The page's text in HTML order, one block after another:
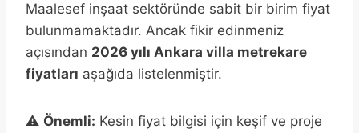
Maalesef inşaat sektöründe sabit bir birim fiyat
bulunmamaktadır. Ancak fikir edinmeniz
açısından 2026 yılı Ankara villa metrekare
fiyatları aşağıda listelenmiştir.
⚠️ Önemli: Kesin fiyat bilgisi için keşif ve proje